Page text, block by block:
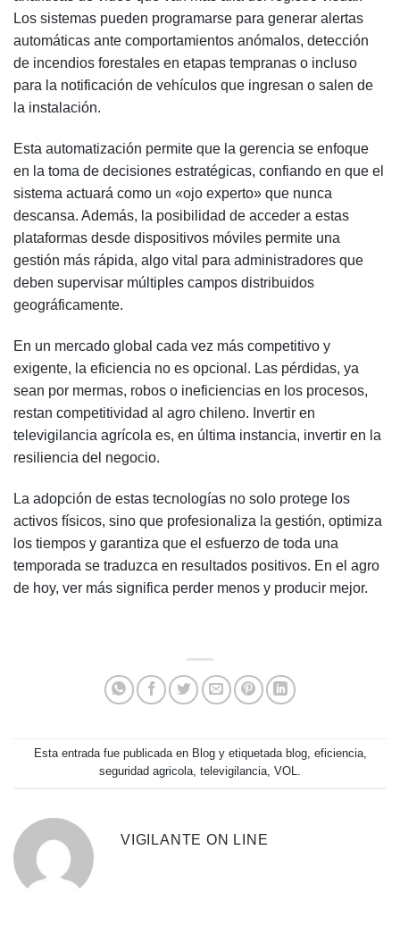
Los sistemas pueden programarse para generar alertas
automáticas ante comportamientos anómalos, detección
de incendios forestales en etapas tempranas o incluso
para la notificación de vehículos que ingresan o salen de
la instalación.
Esta automatización permite que la gerencia se enfoque
en la toma de decisiones estratégicas, confiando en que el
sistema actuará como un «ojo experto» que nunca
descansa. Además, la posibilidad de acceder a estas
plataformas desde dispositivos móviles permite una
gestión más rápida, algo vital para administradores que
deben supervisar múltiples campos distribuidos
geográficamente.
En un mercado global cada vez más competitivo y
exigente, la eficiencia no es opcional. Las pérdidas, ya
sean por mermas, robos o ineficiencias en los procesos,
restan competitividad al agro chileno. Invertir en
televigilancia agrícola es, en última instancia, invertir en la
resiliencia del negocio.
La adopción de estas tecnologías no solo protege los
activos físicos, sino que profesionaliza la gestión, optimiza
los tiempos y garantiza que el esfuerzo de toda una
temporada se traduzca en resultados positivos. En el agro
de hoy, ver más significa perder menos y producir mejor.
Esta entrada fue publicada en Blogy etiquetada blog, eficiencia,
seguridad agricola televigilancia VOL
VIGILANTE ON LINE